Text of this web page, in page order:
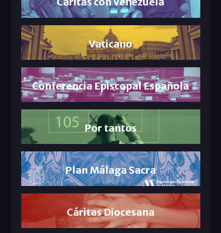
Vaticano
Conferencia Episcopal Española
Por tantos
Plan Málaga Sacra
Cáritas Diocesana